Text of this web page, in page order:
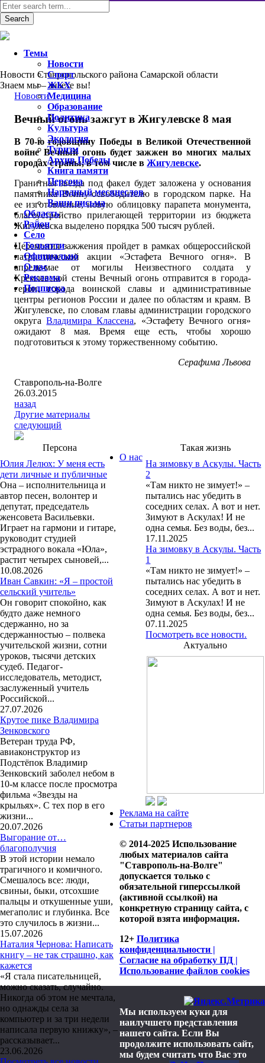
Новости Ставропольского района Самарской области
Знаем мы – знаете вы!
Новости
Вечный огонь зажгут в Жигулевске 8 мая
В 70-ю годовщину Победы в Великой Отечественной
войне Вечный огонь будет зажжен во многих малых
городах страны, в том числе вЖигулевске.
Гранитная звезда под факел будет заложена у основания
памятника Воину-освободителю в городском парке. На
ее изготовление, новую облицовку парапета монумента,
благоустройство прилегающей территории из бюджета
Жигулевска выделено порядка 500 тысяч рублей.
Церемония зажжения пройдет в рамках общероссийской
патриотической акции «Эстафета Вечного огня». В
апреле-мае от могилы Неизвестного солдата у
Кремлевской стены Вечный огонь отправится в города-
герои, города воинской славы и административные
центры регионов России и далее по областям и краям. В
Жигулевске, по словам главы администрации городского
округаВладимира Классена, «Эстафету Вечного огня»
ожидают 8 мая. Время еще есть, чтобы хорошо
подготовиться к этому торжественному событию.
Серафима Львова
Ставрополь-на-Волге
26.03.2015
назад
Другие материалы
следующий
Персона
Юлия Лелюх: У меня есть
дети личные и публичные
Она – исполнительница и
автор песен, волонтер и
депутат, председатель
женсовета Васильевки.
Играет на гармони и гитаре,
руководит студией
эстрадного вокала «Юла»,
растит четырех сыновей,...
10.08.2026
Иван Савкин: «Я – простой
сельский учитель»
Он говорит спокойно, как
будто даже немного
сдержанно, но за
сдержанностью – полвека
учительской жизни, сотни
уроков, тысячи детских
судеб. Педагог-
исследователь, методист,
заслуженный учитель
Российской...
27.07.2026
Крутое пике Владимира
Зенковского
Ветеран труда РФ,
авиаконструктор из
Подстёпок Владимир
Зенковский заболел небом в
10-м классе после просмотра
фильма «Звезды на
крыльях». С тех пор в его
жизни...
20.07.2026
Выгорание от…
благополучия
В этой истории немало
трагичного и комичного.
Смешалось все: люди,
свиньи, быки, отсохшие
пальцы и откушенные уши,
мегаполис и глубинка. Все
это случилось в жизни...
15.07.2026
Наталия Чернова: Написать
книгу – не так страшно, как
кажется
«Я стала писательницей,
можно сказать, случайно.
Никогда об этом не мечтала,
но однажды села за
компьютер и за три недели
написала первую книжку», –
рассказывает...
23.06.2026
Такая жизнь
На зимовку в Аскулы. Часть
2
«Там никто не зимует!» –
пытались нас убедить в
соседних селах. А вот и нет.
Зимуют в Аскулах! И не
одна семья. Без воды, без...
17.11.2025
На зимовку в Аскулы. Часть
1
«Там никто не зимует!» –
пытались нас убедить в
соседних селах. А вот и нет.
Зимуют в Аскулах! И не
одна семья. Без воды, без...
07.11.2025
Посмотреть все новости.
Актуально
О нас
Реклама на сайте
Статьи партнеров
© 2014-2025 Использование
любых материалов сайта
"Ставрополь-на-Волге"
допускается только с
обязательной гиперссылкой
(активной ссылкой) на
конкретную страницу сайта, с
которой взята информация.
12+ Политика
конфиденциальности |
Согласие на обработку ПД |
Использование файлов cookies
Темы
Новости
Спорт
ЖКХ
Медицина
Образование
Политика
Культура
Экология
Туризм
Архив Победы
Книга памяти
Персона
Народный месяцеслов
Ваши письма
Область
Район
Село
Тольятти
Официально
О нас
Реклама
Подписка
Мы используем куки для
наилучшего представления
нашего сайта. Если Вы
продолжите использовать сайт,
мы будем считать что Вас это